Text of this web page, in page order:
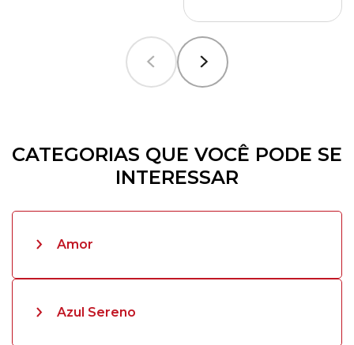
CATEGORIAS QUE VOCÊ PODE SE
INTERESSAR
Amor
Azul Sereno